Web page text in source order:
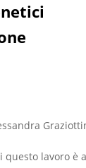
questo lavoro